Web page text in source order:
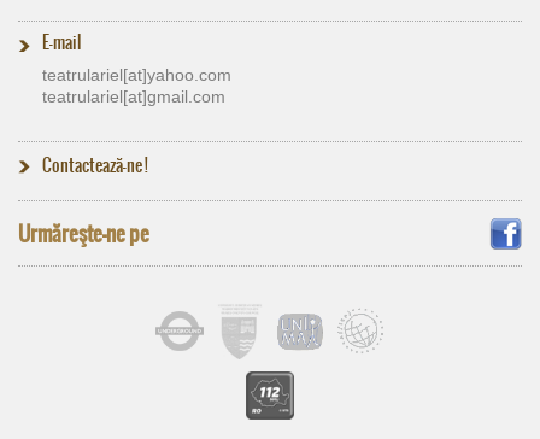
E-mail
teatrulariel[at]​yahoo.com
teatrulariel[at]​gmail.com
Contactează-ne !
Urmăreşte-ne pe